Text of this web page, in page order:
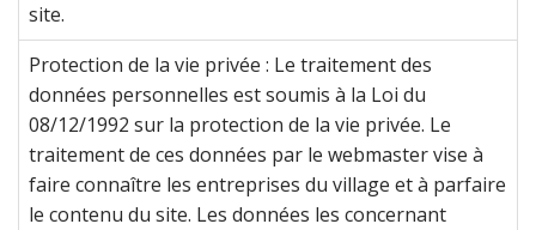
site.
Protection de la vie privée : Le traitement des
données personnelles est soumis à la Loi du
08/12/1992 sur la protection de la vie privée. Le
traitement de ces données par le webmaster vise à
faire connaître les entreprises du village et à parfaire
le contenu du site. Les données les concernant